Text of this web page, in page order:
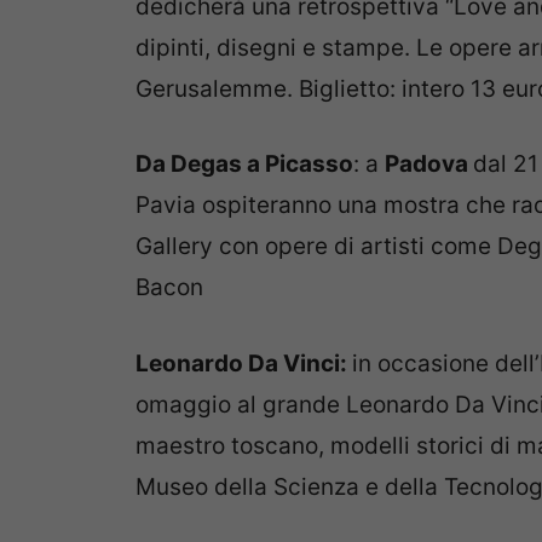
dedicherà una retrospettiva “Love
dipinti, disegni e stampe. Le opere
Gerusalemme. Biglietto: intero 13
Da Degas a Picasso: a Padova dal
Pavia ospiteranno una mostra che
Gallery con opere di artisti come
Bacon
Leonardo Da Vinci: in occasione
omaggio al grande Leonardo Da
maestro toscano, modelli storici di
Museo della Scienza e della